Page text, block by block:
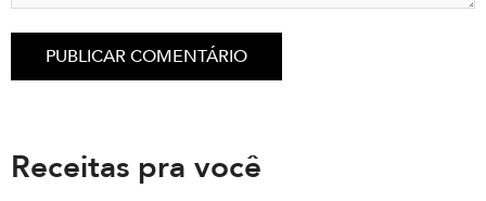
Receitas pra você